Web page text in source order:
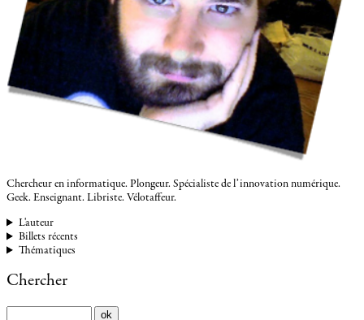
Chercheur en informatique. Plongeur. Spécialiste de l’innovation numérique.
Geek. Enseignant. Libriste. Vélotaffeur.
L'auteur
Billets récents
Thématiques
Chercher